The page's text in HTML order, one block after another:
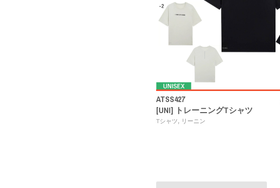
ATSS427
[UNI] トレーニングTシャツ
Tシャツ, リーニン